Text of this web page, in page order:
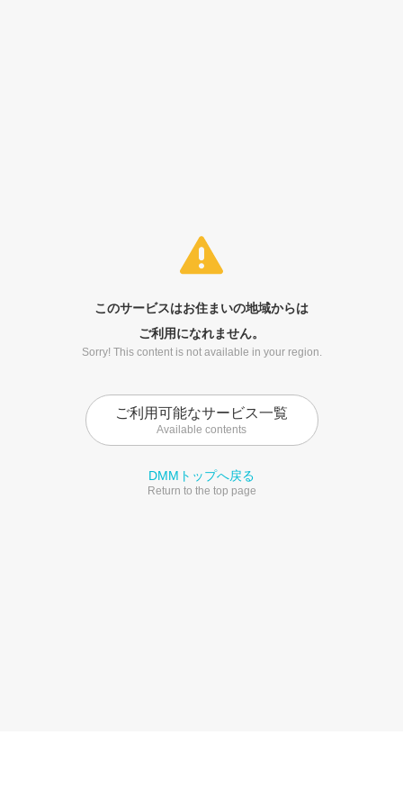
このサービスはお住まいの地域からは
ご利用になれません。
Sorry! This content is not available in your region.
ご利用可能なサービス一覧
Available contents
DMMトップへ戻る
Return to the top page